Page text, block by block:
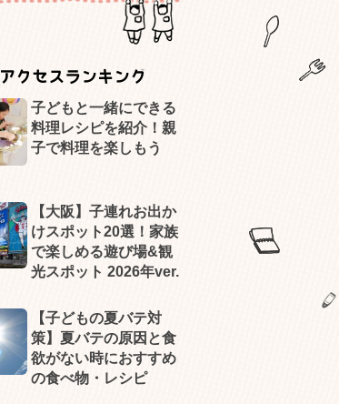
アクセスランキング
子どもと一緒にできる
料理レシピを紹介！親
子で料理を楽しもう
【大阪】子連れお出か
けスポット20選！家族
で楽しめる遊び場&観
光スポット 2026年ver.
【子どもの夏バテ対
策】夏バテの原因と食
欲がない時におすすめ
の食べ物・レシピ